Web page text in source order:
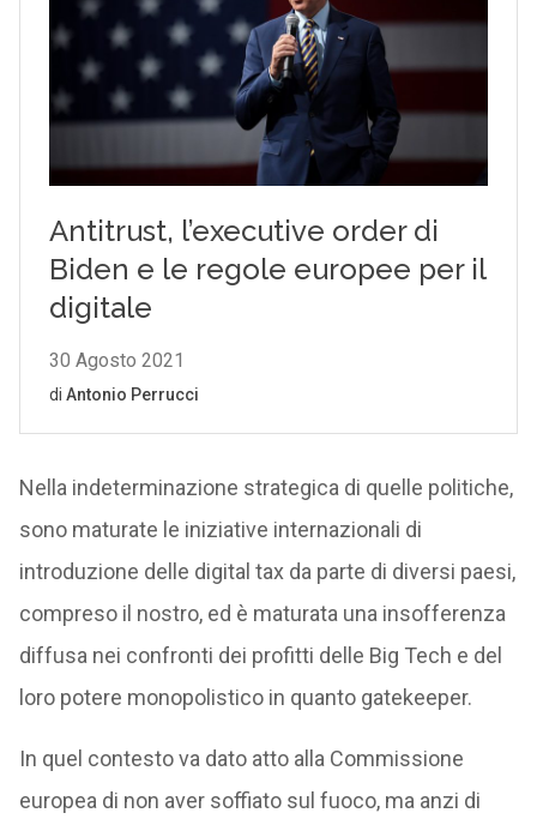
Nella indeterminazione strategica di quelle politiche,
sono maturate le iniziative internazionali di
introduzione delle digital tax da parte di diversi paesi,
compreso il nostro, ed è maturata una insofferenza
diffusa nei confronti dei profitti delle Big Tech e del
loro potere monopolistico in quanto gatekeeper.
In quel contesto va dato atto alla Commissione
europea di non aver soffiato sul fuoco, ma anzi di